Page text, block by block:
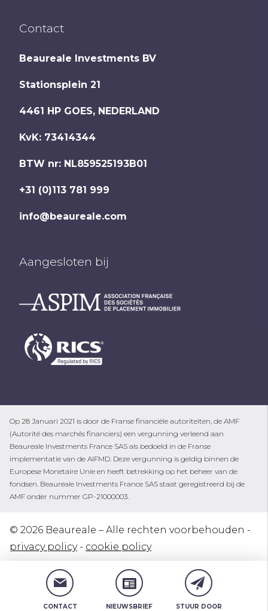
CONTACT NIEUWSBRIEF STUUR DOOR
Contact
Beaureale Investments BV
Stationsplein 21
4461 HP GOES, NEDERLAND
KvK: 73414344
BTW nr: NL859525193B01
+31 (0)113 781 999
info@beaureale.com
Aangesloten bij
Op 28 Januari 2021 is door de Franse financiële autoriteiten, de AMF
(Autorité des marchés financiers) een vergunning verleend aan
Beaureale Investments France SAS als bedoeld in de Franse
implementatie van de AIFMD. Deze vergunning is geldig binnen de
Europese Monetaire Unie en heeft betrekking op het beheer van de
fondsen. Beaureale Investments France SAS staat geregistreerd bij de
AMF onder nummer GP-21000003.
© 2026 Beaureale – Alle rechten voorbehouden -
privacy policy- cookie policy
Ontwerp en realisatie